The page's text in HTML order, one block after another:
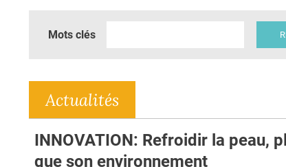
Mots clés
Actualités
INNOVATION: Refroidir la peau,
que son environnement